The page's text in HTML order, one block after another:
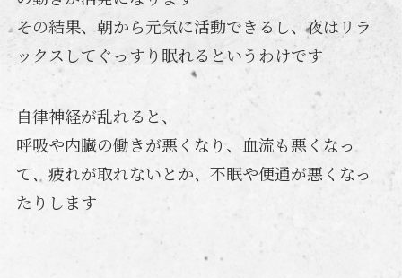
その結果、朝から元気に活動できるし、夜はリラ
ックスしてぐっすり眠れるというわけです
自律神経が乱れると、
呼吸や内臓の働きが悪くなり、血流も悪くなっ
て、疲れが取れないとか、不眠や便通が悪くなっ
たりします